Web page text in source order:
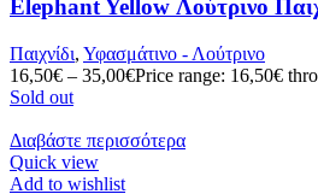
Elephant Yellow Λούτρινο
Παιχνίδι, Υφασμάτινο - Λούτρινο
16,50€ – 35,00€Price range: 16,50€
Sold out
Διαβάστε περισσότερα
Quick view
Add to wishlist